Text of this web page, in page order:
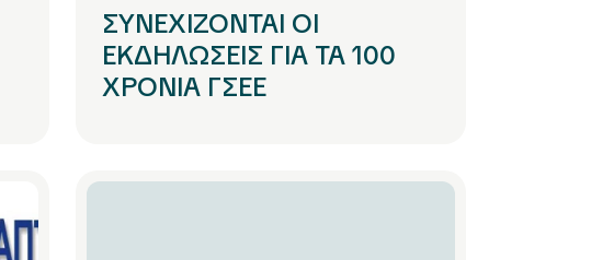
ΣΥΝΕΧΙΖΟΝΤΑΙ ΟΙ
ΕΚΔΗΛΩΣΕΙΣ ΓΙΑ ΤΑ 100
ΧΡΟΝΙΑ ΓΣΕΕ